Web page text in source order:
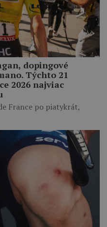
dopingové
Týchto 21
2026 najviac
France po piatykrát,